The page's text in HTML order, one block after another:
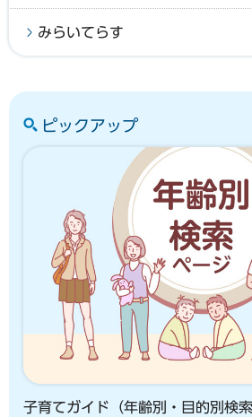
みらいてらす
ピックアップ
子育てガイド（年齢別・目的別検索